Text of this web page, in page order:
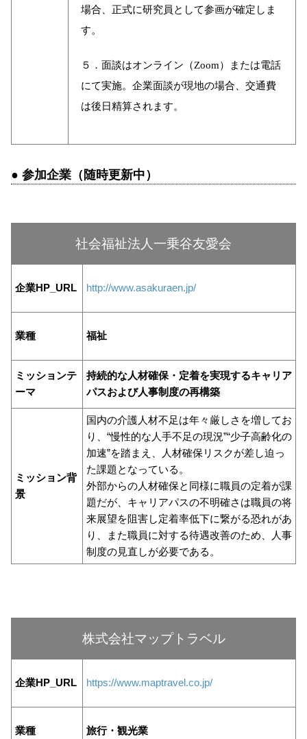
場合、正式に研究員として参画が確定しま
す。
５．面談はオンライン（Zoom）または電話
にて実施。企業面談が現地の場合、交通費
は後日精算されます。
● 参加企業（随時更新中）
社会福祉法人一乗谷友愛会
企業HP_URL http://www.asakuraen.jp/
業種 福祉
ミッションテ
ーマ
持続的な人材確保・定着を実現するキャリア
パスおよび人事制度の再構築
ミッション背
景
国内の介護人材不足は年々厳しさを増してお
り、“慢性的な人手不足の現況”“少子高齢化の
加速”を踏まえ、人材確保リスクが差し迫っ
た課題となっている。
外部からの人材確保と同様に職員の定着が課
題だが、キャリアパスの不明確さは職員の将
来展望を阻害し定着率低下に繋がる恐れがあ
り、また職員に対する待遇改善のため、人事
制度の見直しが必要である。
株式会社マップトラベル
企業HP_URL https://www.maptravel.co.jp/
業種 旅行・観光業